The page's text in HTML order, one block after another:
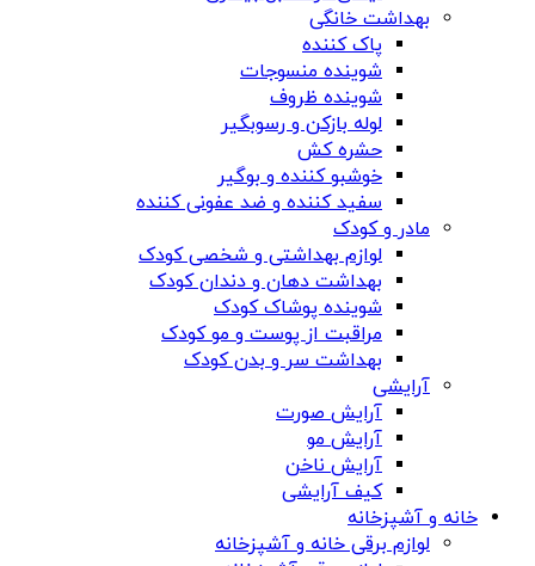
بهداشت خانگی
پاک کننده
شوینده منسوجات
شوینده ظروف
لوله بازکن و رسوبگیر
حشره کش
خوشبو کننده و بوگیر
سفید کننده و ضد عفونی کننده
مادر و کودک
لوازم بهداشتی و شخصی کودک
بهداشت دهان و دندان کودک
شوینده پوشاک کودک
مراقبت از پوست و مو کودک
بهداشت سر و بدن کودک
آرایشی
آرایش صورت
آرایش مو
آرایش ناخن
کیف آرایشی
خانه و آشپزخانه
لوازم برقی خانه و آشپزخانه